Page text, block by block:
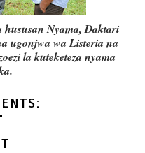
Nyama, Daktari
ugonjwa wa Listeria na
la kuteketeza nyama